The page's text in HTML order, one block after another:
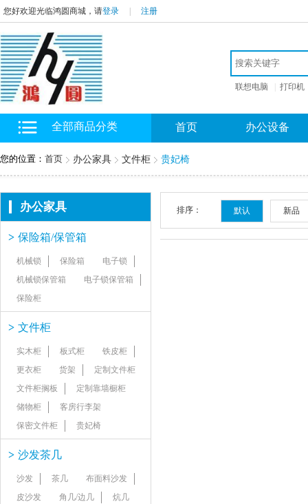
您好欢迎光临鸿圆商城，请登录 注册
联想电脑 打印机
全部商品分类 首页 办公设备
您的位置： 首页 办公家具 文件柜 贵妃椅
办公家具
> 保险箱/保管箱
机械锁 保险箱
电子锁
机械锁保管箱
电子锁保管箱
保险柜
> 文件柜
实木柜 板式柜
铁皮柜
更衣柜
货架
定制文件柜
文件柜搁板
定制靠墙橱柜
储物柜
客房行李架
保密文件柜
贵妃椅
> 沙发茶几
沙发 茶几
布面料沙发
皮沙发
角几/边几
炕几
排序： 默认 新品